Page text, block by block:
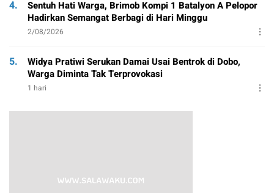
4.
Sentuh Hati Warga, Brimob Kompi 1 Batalyon A Pelopor
Hadirkan Semangat Berbagi di Hari Minggu
2/08/2026
5.
Widya Pratiwi Serukan Damai Usai Bentrok di Dobo,
Warga Diminta Tak Terprovokasi
1 hari